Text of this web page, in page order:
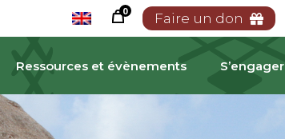
0 Faire un don
Ressources et évènements S’engager